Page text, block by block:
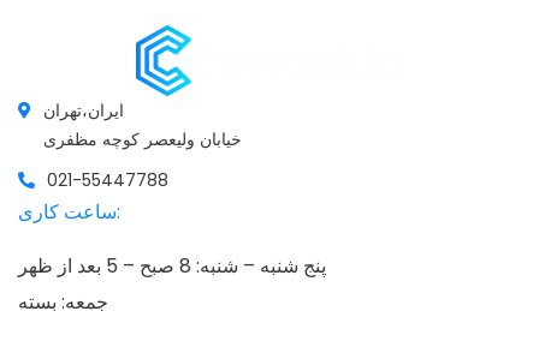
ایران،تهران
خیابان ولیعصر کوچه مظفری
021-55447788
ساعت کاری:
پنج شنبه – شنبه: 8 صبح – 5 بعد از ظهر
جمعه: بسته